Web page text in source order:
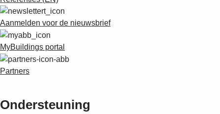
Aanmelden voor de nieuwsbrief
MyBuildings portal
Partners
Ondersteuning